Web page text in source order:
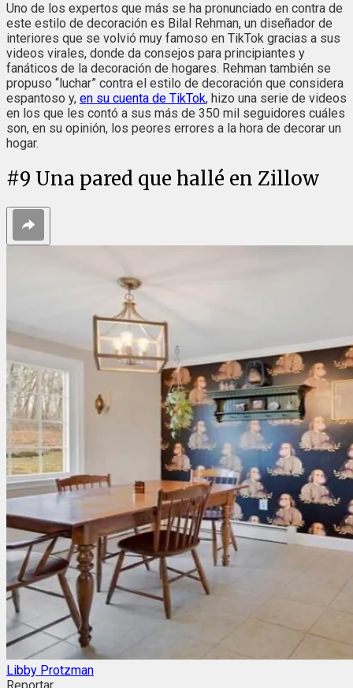
Uno de los expertos que más se ha pronunciado en contra de
este estilo de decoración es Bilal Rehman, un diseñador de
interiores que se volvió muy famoso en TikTok gracias a sus
videos virales, donde da consejos para principiantes y
fanáticos de la decoración de hogares. Rehman también se
propuso “luchar” contra el estilo de decoración que considera
espantoso y, en su cuenta de TikTok, hizo una serie de videos
en los que les contó a sus más de 350 mil seguidores cuáles
son, en su opinión, los peores errores a la hora de decorar un
hogar.
#9 Una pared que hallé en Zillow
Libby Protzman